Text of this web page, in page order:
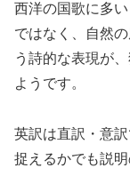
西洋の国歌に多
ではなく、自然
う詩的な表現が
ようです。
英訳は直訳・意
捉えるかでも説明